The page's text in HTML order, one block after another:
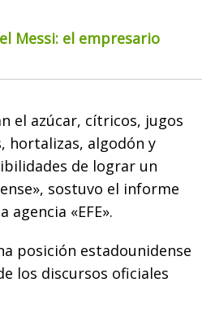
Messi: el empresario
el azúcar, cítricos, jugos
hortalizas, algodón y
de lograr un
sostuvo el informe
«EFE».
posición estadounidense
los discursos oficiales